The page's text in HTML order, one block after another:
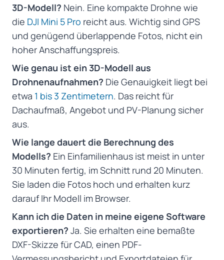
3D-Modell? Nein. Eine kompakte Drohne wie
die DJI Mini 5 Pro reicht aus. Wichtig sind GPS
und genügend überlappende Fotos, nicht ein
hoher Anschaffungspreis.
Wie genau ist ein 3D-Modell aus
Drohnenaufnahmen? Die Genauigkeit liegt bei
etwa 1 bis 3 Zentimetern. Das reicht für
Dachaufmaß, Angebot und PV-Planung sicher
aus.
Wie lange dauert die Berechnung des
Modells? Ein Einfamilienhaus ist meist in unter
30 Minuten fertig, im Schnitt rund 20 Minuten.
Sie laden die Fotos hoch und erhalten kurz
darauf Ihr Modell im Browser.
Kann ich die Daten in meine eigene Software
exportieren? Ja. Sie erhalten eine bemaßte
DXF-Skizze für CAD, einen PDF-